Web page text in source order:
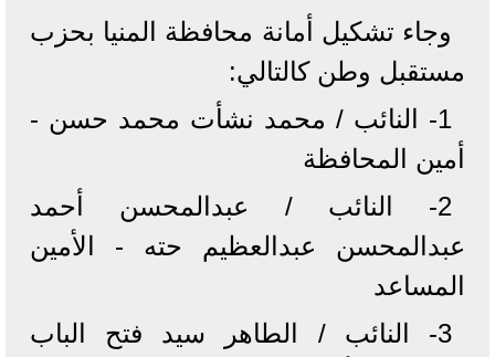
وجاء تشكيل أمانة محافظة المنيا بحزب
مستقبل وطن كالتالي:
1- النائب / محمد نشأت محمد حسن -
أمين المحافظة
2- النائب / عبدالمحسن أحمد
عبدالمحسن عبدالعظيم حته - الأمين
المساعد
3- النائب / الطاهر سيد فتح الباب